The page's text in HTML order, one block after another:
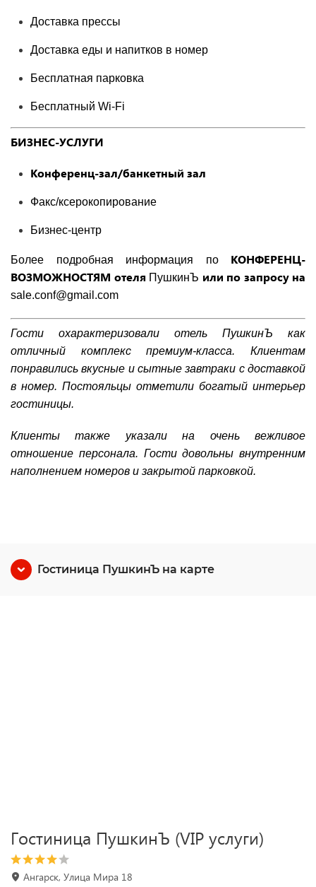
Доставка прессы
Доставка еды и напитков в номер
Бесплатная парковка
Бесплатный Wi-Fі
БИЗНЕС-УСЛУГИ
Конференц-зал/банкетный зал
Факс/ксерокопирование
Бизнес-центр
Более подробная информация поКОНФЕРЕНЦ-
ВОЗМОЖНОСТЯМ отеля ПушкинЪ или по запросу на
sale.conf@gmail.com
Гости охарактеризовали отель ПушкинЪ как
отличный комплекс премиум-класса. Клиентам
понравились вкусные и сытные завтраки с доставкой
в номер. Постояльцы отметили богатый интерьер
гостиницы.
Клиенты также указали на очень вежливое
отношение персонала. Гости довольны внутренним
наполнением номеров и закрытой парковкой.
Гостиница ПушкинЪ на карте
Гостиница ПушкинЪ (VIP услуги)
Ангарск, Улица Мира 18